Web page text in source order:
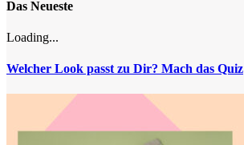
Das Neueste
Loading...
Welcher Look passt zu Dir? Mach das Quiz